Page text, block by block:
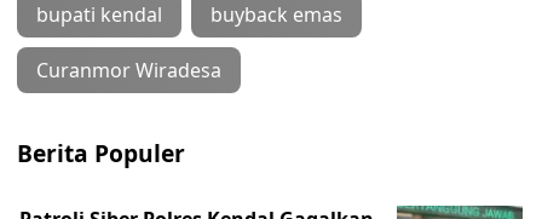
bupati kendal buyback emas
Curanmor Wiradesa
Berita Populer